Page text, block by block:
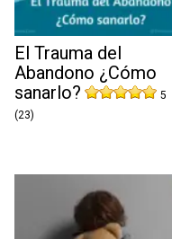
El Trauma del
Abandono ¿Cómo
sanarlo?
5
(23)